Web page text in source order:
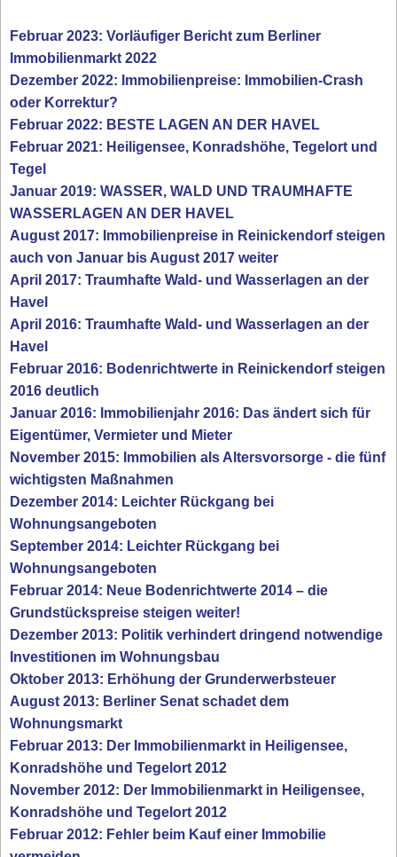
Februar 2023: Vorläufiger Bericht zum Berliner
Immobilienmarkt 2022
Dezember 2022: Immobilienpreise: Immobilien-Crash
oder Korrektur?
Februar 2022: BESTE LAGEN AN DER HAVEL
Februar 2021: Heiligensee, Konradshöhe, Tegelort und
Tegel
Januar 2019: WASSER, WALD UND TRAUMHAFTE
WASSERLAGEN AN DER HAVEL
August 2017: Immobilienpreise in Reinickendorf steigen
auch von Januar bis August 2017 weiter
April 2017: Traumhafte Wald- und Wasserlagen an der
Havel
April 2016: Traumhafte Wald- und Wasserlagen an der
Havel
Februar 2016: Bodenrichtwerte in Reinickendorf steigen
2016 deutlich
Januar 2016: Immobilienjahr 2016: Das ändert sich für
Eigentümer, Vermieter und Mieter
November 2015: Immobilien als Altersvorsorge - die fünf
wichtigsten Maßnahmen
Dezember 2014: Leichter Rückgang bei
Wohnungsangeboten
September 2014: Leichter Rückgang bei
Wohnungsangeboten
Februar 2014: Neue Bodenrichtwerte 2014 – die
Grundstückspreise steigen weiter!
Dezember 2013: Politik verhindert dringend notwendige
Investitionen im Wohnungsbau
Oktober 2013: Erhöhung der Grunderwerbsteuer
August 2013: Berliner Senat schadet dem
Wohnungsmarkt
Februar 2013: Der Immobilienmarkt in Heiligensee,
Konradshöhe und Tegelort 2012
November 2012: Der Immobilienmarkt in Heiligensee,
Konradshöhe und Tegelort 2012
Februar 2012: Fehler beim Kauf einer Immobilie